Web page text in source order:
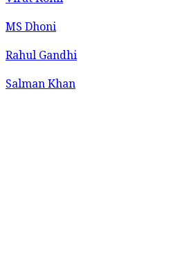
MS Dhoni
Rahul Gandhi
Salman Khan